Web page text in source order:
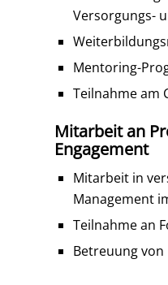
Versorgungs-
Mentoring-
Teilnahme am
Mitarbeit an
Engagement
Mitarbeit in
Management
Teilnahme an
Betreuung